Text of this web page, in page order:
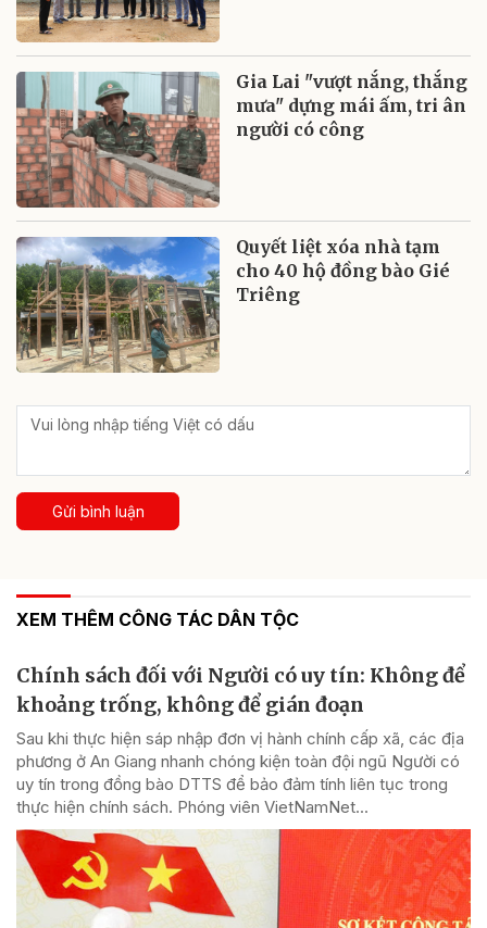
Gia Lai "vượt nắng, thắng
mưa" dựng mái ấm, tri ân
người có công
Quyết liệt xóa nhà tạm
cho 40 hộ đồng bào Gié
Triêng
Gửi bình luận
XEM THÊM CÔNG TÁC DÂN TỘC
Chính sách đối với Người có uy tín: Không để
khoảng trống, không để gián đoạn
Sau khi thực hiện sáp nhập đơn vị hành chính cấp xã, các địa
phương ở An Giang nhanh chóng kiện toàn đội ngũ Người có
uy tín trong đồng bào DTTS để bảo đảm tính liên tục trong
thực hiện chính sách. Phóng viên VietNamNet...